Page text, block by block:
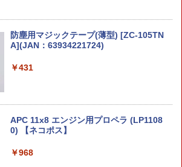
【当店独自で＋P10倍★要エントリー】
RX-78-2 ガンダム BEYOND GLOBAL
￥2,306
ダークネス [ウォーハンマー：エイジ・
オヴ・シグマー] (BATTLETOME: SLAV
ES TO DARKNESS (JPN)) [Warhammer
A.O.S]【あす楽対応】
ドラゴンクエスト ロトの剣 & ロトの盾
メタリックアイテムズギャラリー スペシ
ラクエ ドラゴンクエスト 武器 グッズ ダ
￥1,200
ック)
￥1,344
防塵用マジックテープ(薄型) [ZC-105TN
A](JAN：63934221724)
￥431
APC 11x8 エンジン用プロペラ (LP1108
0) 【ネコポス】
￥968